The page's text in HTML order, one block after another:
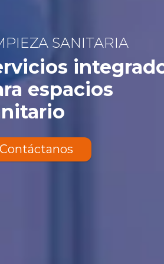
SANITARIA
espacios
Contáctanos